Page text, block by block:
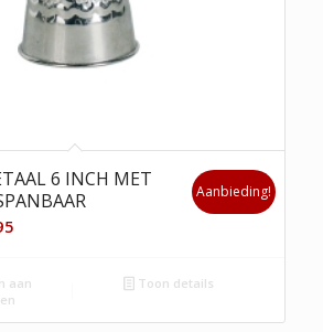
6 INCH MET
Huidige
is:
€29,95.
Aanbieding!
aan
Toon details